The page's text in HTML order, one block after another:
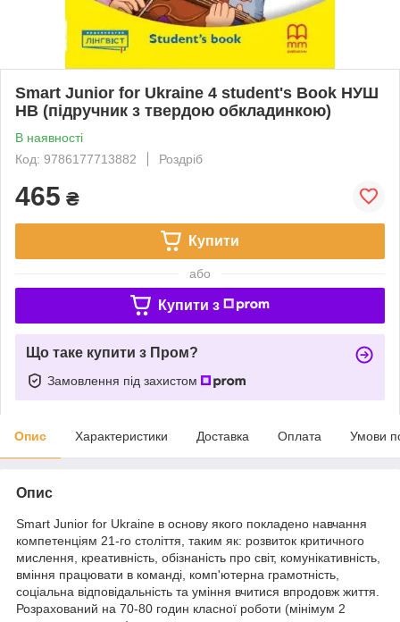
Smart Junior for Ukraine 4 student's Book НУШ
HB (підручник з твердою обкладинкою)
В наявності
Код: 9786177713882
Роздріб
465 ₴
Купити
або
Купити з
Що таке купити з Пром?
Замовлення під захистом
Опис Характеристики Доставка Оплата Умови
Опис
Smart Junior for Ukraine в основу якого покладено навчання
компетенціям 21-го століття, таким як: розвиток критичного
мислення, креативність, обізнаність про світ, комунікативність,
вміння працювати в команді, комп'ютерна грамотність,
соціальна відповідальність та уміння вчитися впродовж життя.
Розрахований на 70-80 годин класної роботи (мінімум 2